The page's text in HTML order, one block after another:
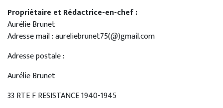
Propriétaire et Rédactrice-en-chef :
Aurélie Brunet
Adresse mail : aureliebrunet75(@)gmail.com
Adresse postale :
Aurélie Brunet
33 RTE F RESISTANCE 1940-1945